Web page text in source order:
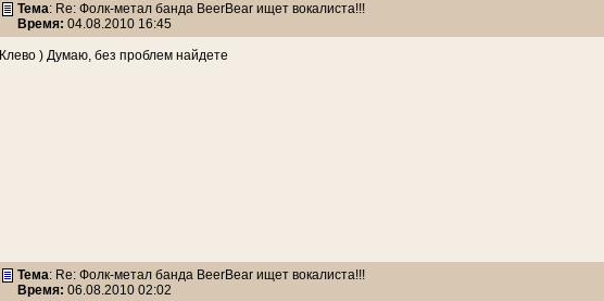
Тема: Re: Фолк-метал банда BeerBear ищет вокалиста!!!
Время: 04.08.2010 16:45
Клево ) Думаю, без проблем найдете
Тема: Re: Фолк-метал банда BeerBear ищет вокалиста!!!
Время: 06.08.2010 02:02